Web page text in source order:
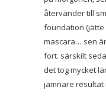
återvänder till
foundation (jätte
mascara… sen
fort. särskilt
det tog mycket
jämnare resultat